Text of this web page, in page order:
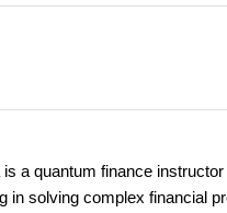
a quantum finance
in solving complex financial